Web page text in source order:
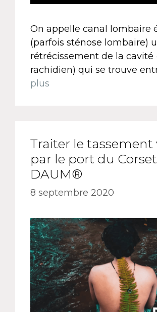
On appelle canal lombaire
(parfois sténose lombaire)
rétrécissement de la cavité
rachidien) qui se trouve
plus
Traiter le tassement
par le port du Corset
DAUM®
8 septembre 2020